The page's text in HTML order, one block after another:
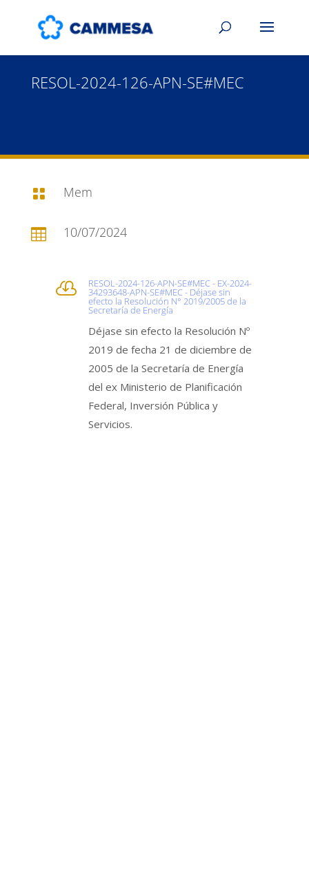
RESOL-2024-126-APN-SE#MEC
 Mem
 10/07/2024
 RESOL-2024-126-APN-SE#MEC - EX-2024-
34293648-APN-SE#MEC - Déjase sin
efecto la Resolución N° 2019/2005 de la
Secretaría de Energía
Déjase sin efecto la Resolución Nº
2019 de fecha 21 de diciembre de
2005 de la Secretaría de Energía
del ex Ministerio de Planificación
Federal, Inversión Pública y
Servicios.